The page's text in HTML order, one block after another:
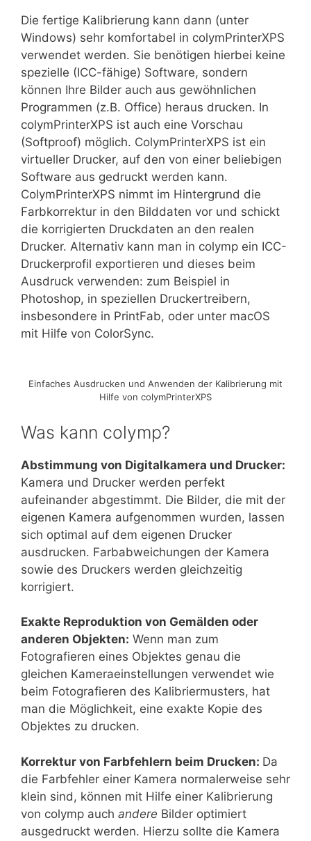
Die fertige Kalibrierung kann dann (unter
Windows) sehr komfortabel in colymPrinterXPS
verwendet werden. Sie benötigen hierbei keine
spezielle (ICC-fähige) Software, sondern
können Ihre Bilder auch aus gewöhnlichen
Programmen (z.B. Office) heraus drucken. In
colymPrinterXPS ist auch eine Vorschau
(Softproof) möglich. ColymPrinterXPS ist ein
virtueller Drucker, auf den von einer beliebigen
Software aus gedruckt werden kann.
ColymPrinterXPS nimmt im Hintergrund die
Farbkorrektur in den Bilddaten vor und schickt
die korrigierten Druckdaten an den realen
Drucker. Alternativ kann man in colymp ein ICC-
Druckerprofil exportieren und dieses beim
Ausdruck verwenden: zum Beispiel in
Photoshop, in speziellen Druckertreibern,
insbesondere in PrintFab, oder unter macOS
mit Hilfe von ColorSync.
Einfaches Ausdrucken und Anwenden der Kalibrierung mit
Hilfe von colymPrinterXPS
Was kann colymp?
Abstimmung von Digitalkamera und Drucker:
Kamera und Drucker werden perfekt
aufeinander abgestimmt. Die Bilder, die mit der
eigenen Kamera aufgenommen wurden, lassen
sich optimal auf dem eigenen Drucker
ausdrucken. Farbabweichungen der Kamera
sowie des Druckers werden gleichzeitig
korrigiert.
Exakte Reproduktion von Gemälden oder
anderen Objekten: Wenn man zum
Fotografieren eines Objektes genau die
gleichen Kameraeinstellungen verwendet wie
beim Fotografieren des Kalibriermusters, hat
man die Möglichkeit, eine exakte Kopie des
Objektes zu drucken.
Korrektur von Farbfehlern beim Drucken: Da
die Farbfehler einer Kamera normalerweise sehr
klein sind, können mit Hilfe einer Kalibrierung
von colymp auch andere Bilder optimiert
ausgedruckt werden. Hierzu sollte die Kamera